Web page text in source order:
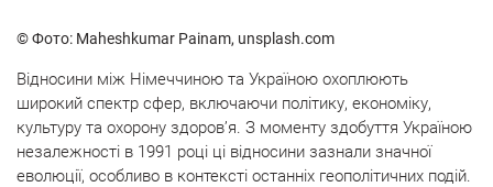
© Фото: Maheshkumar Painam, unsplash.com
Відносини між Німеччиною та Україною охоплюють
широкий спектр сфер, включаючи політику, економіку,
культуру та охорону здоров’я. З моменту здобуття Україною
незалежності в 1991 році ці відносини зазнали значної
еволюції, особливо в контексті останніх геополітичних подій.